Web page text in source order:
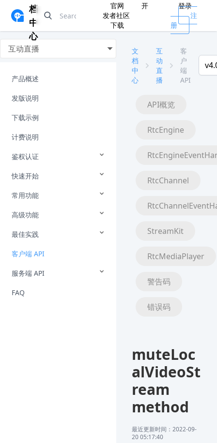
档
中
心
官网
开
发者社区
下载
登录
注
册
互动直播
产品概述
发版说明
下载示例
计费说明
鉴权认证
快速开始
常用功能
高级功能
最佳实践
客户端 API
服务端 API
FAQ
文
档
中
心
互
动
直
播
客
户
端
API
API概览
RtcEngine
RtcChannel
StreamKit
RtcMediaPlayer
警告码
错误码
muteLoc
alVideoSt
ream
method
最近更新时间：2022-09-
20 05:17:40